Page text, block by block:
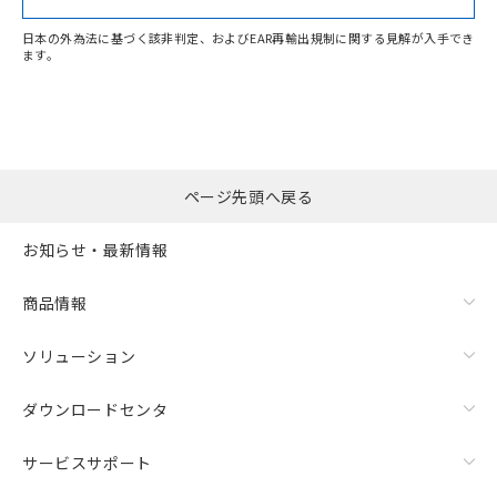
日本の外為法に基づく該非判定、およびEAR再輸出規制に関する見解が入手でき
ます。
ページ先頭へ戻る
お知らせ・最新情報
商品情報
ソリューション
ダウンロードセンタ
サービスサポート